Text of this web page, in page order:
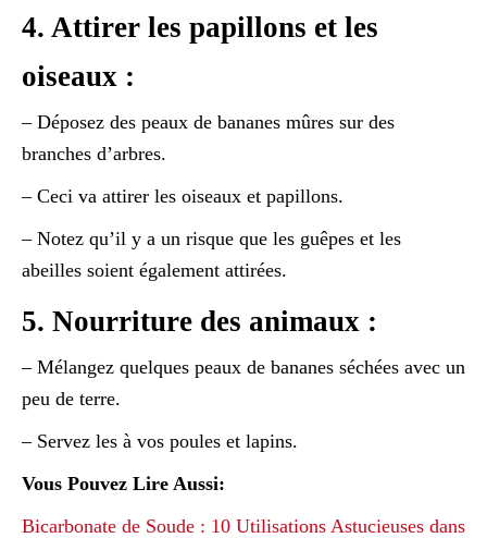
4. Attirer les papillons et les
oiseaux :
– Déposez des peaux de bananes mûres sur des
branches d’arbres.
– Ceci va attirer les oiseaux et papillons.
– Notez qu’il y a un risque que les guêpes et les
abeilles soient également attirées.
5. Nourriture des animaux :
– Mélangez quelques peaux de bananes séchées avec un
peu de terre.
– Servez les à vos poules et lapins.
Vous Pouvez Lire Aussi:
Bicarbonate de Soude : 10 Utilisations Astucieuses dans